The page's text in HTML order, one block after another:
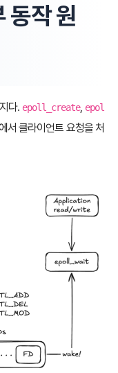
동작 원
다. epoll_create, epol
서 클라이언트 요청을 처